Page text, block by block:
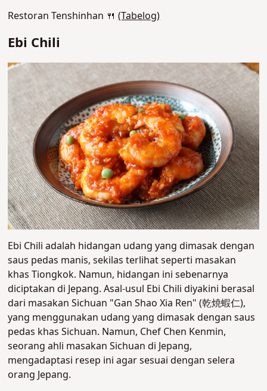
Restoran Tenshinhan 🍴(Tabelog)
Ebi Chili
Ebi Chili adalah hidangan udang yang dimasak dengan
saus pedas manis, sekilas terlihat seperti masakan
khas Tiongkok. Namun, hidangan ini sebenarnya
diciptakan di Jepang.Asal-usul Ebi Chili diyakini berasal
dari masakan Sichuan "Gan Shao Xia Ren" (乾焼蝦仁),
yang menggunakan udang yang dimasak dengan saus
pedas khas Sichuan. Namun, Chef Chen Kenmin,
seorang ahli masakan Sichuan di Jepang,
mengadaptasi resep ini agar sesuai dengan selera
orang Jepang.